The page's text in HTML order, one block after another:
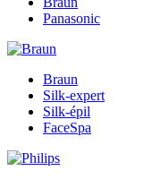
Panasonic
Braun
Silk-expert
Silk-épil
FaceSpa